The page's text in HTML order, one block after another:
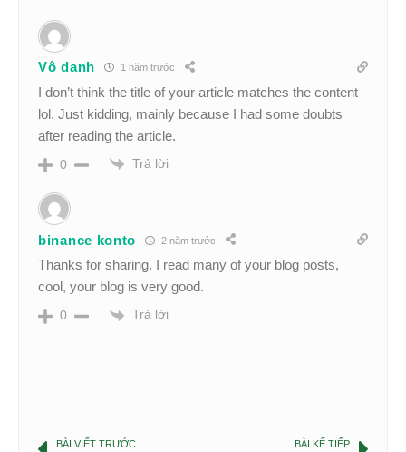
Vô danh 1 năm trước
I don’t think the title of your article matches the content
lol. Just kidding, mainly because I had some doubts
after reading the article.
0 Trả lời
binance konto 2 năm trước
Thanks for sharing. I read many of your blog posts,
cool, your blog is very good.
0 Trả lời
BÀI VIẾT TRƯỚC BÀI KẾ TIẾP